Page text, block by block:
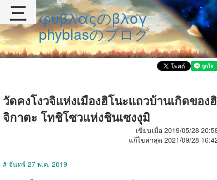
φυβλαςのβλογ
phyblasのブログ
วัดคงโงวจิแห่งเมืองฮิโนะแถวบ้านเกิดของฮิ
จิกาตะ โทชิโซวแห่งชินเซงงุมิ
เขียนเมื่อ 2019/05/28
แก้ไขล่าสุด 2021/09/28
# จันทร์ 27 พ.ค. 2019
三